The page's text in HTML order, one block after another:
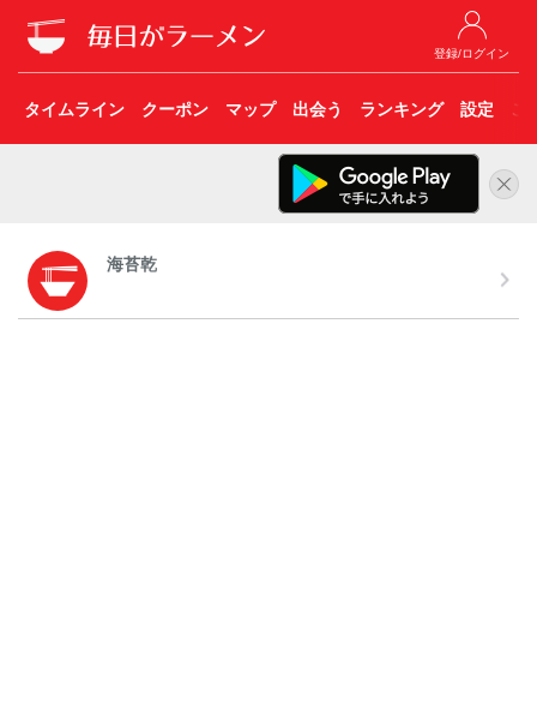
登録/ログイン
タイムライン クーポン マップ 出会う ランキング 設定 こ
海苔乾